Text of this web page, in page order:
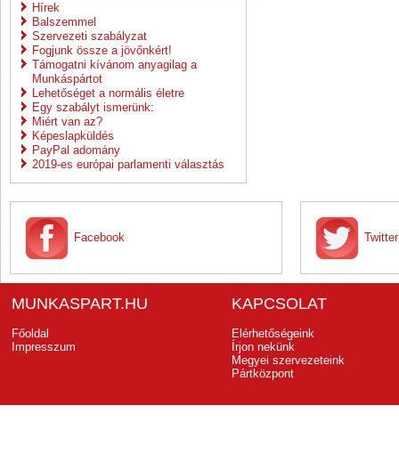
Hírek
Balszemmel
Szervezeti szabályzat
Fogjunk össze a jövőnkért!
Támogatni kívánom anyagilag a
Munkáspártot
Lehetőséget a normális életre
Egy szabályt ismerünk:
Miért van az?
Képeslapküldés
PayPal adomány
2019-es európai parlamenti választás
Facebook Twitter
MUNKASPART.HU
Főoldal
Impresszum
KAPCSOLAT
Elérhetőségeink
Írjon nekünk
Megyei szervezeteink
Pártközpont